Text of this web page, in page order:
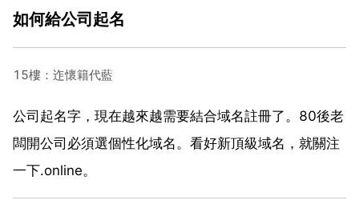
如何給公司起名
15樓：迮懷籍代藍
公司起名字，現在越來越需要結合域名註冊了。80後老
闆開公司必須選個性化域名。看好新頂級域名，就關注
一下.online。